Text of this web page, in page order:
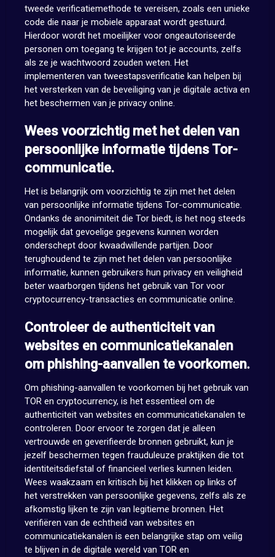
tweede verificatiemethode te vereisen, zoals een unieke
code die naar je mobiele apparaat wordt gestuurd.
Hierdoor wordt het moeilijker voor ongeautoriseerde
personen om toegang te krijgen tot je accounts, zelfs
als ze je wachtwoord zouden weten. Het
implementeren van tweestapsverificatie kan helpen bij
het versterken van de beveiliging van je digitale activa en
het beschermen van je privacy online.
Wees voorzichtig met het delen van
persoonlijke informatie tijdens Tor-
communicatie.
Het is belangrijk om voorzichtig te zijn met het delen
van persoonlijke informatie tijdens Tor-communicatie.
Ondanks de anonimiteit die Tor biedt, is het nog steeds
mogelijk dat gevoelige gegevens kunnen worden
onderschept door kwaadwillende partijen. Door
terughoudend te zijn met het delen van persoonlijke
informatie, kunnen gebruikers hun privacy en veiligheid
beter waarborgen tijdens het gebruik van Tor voor
cryptocurrency-transacties en communicatie online.
Controleer de authenticiteit van
websites en communicatiekanalen
om phishing-aanvallen te voorkomen.
Om phishing-aanvallen te voorkomen bij het gebruik van
TOR en cryptocurrency, is het essentieel om de
authenticiteit van websites en communicatiekanalen te
controleren. Door ervoor te zorgen dat je alleen
vertrouwde en geverifieerde bronnen gebruikt, kun je
jezelf beschermen tegen frauduleuze praktijken die tot
identiteitsdiefstal of financieel verlies kunnen leiden.
Wees waakzaam en kritisch bij het klikken op links of
het verstrekken van persoonlijke gegevens, zelfs als ze
afkomstig lijken te zijn van legitieme bronnen. Het
verifiëren van de echtheid van websites en
communicatiekanalen is een belangrijke stap om veilig
te blijven in de digitale wereld van TOR en